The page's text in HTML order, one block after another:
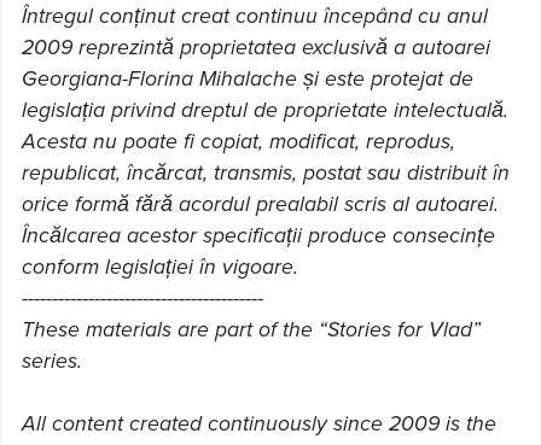
Întregul conținut creat continuu începând cu anul
2009 reprezintă proprietatea exclusivă a autoarei
Georgiana-Florina Mihalache și este protejat de
legislația privind dreptul de proprietate intelectuală.
Acesta nu poate fi copiat, modificat, reprodus,
republicat, încărcat, transmis, postat sau distribuit în
orice formă fără acordul prealabil scris al autoarei.
Încălcarea acestor specificații produce consecințe
conform legislației în vigoare.
----------------------------------------
These materials are part of the “Stories for Vlad”
series.
All content created continuously since 2009 is the